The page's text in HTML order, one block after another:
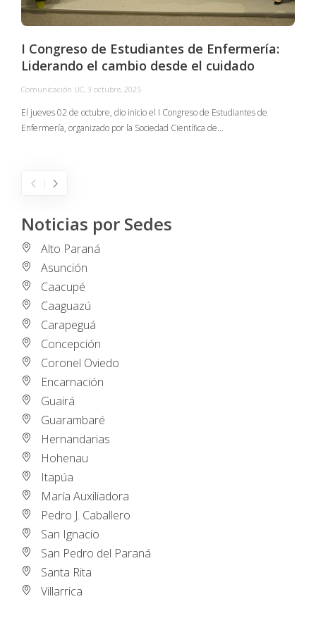
I Congreso de Estudiantes de Enfermería:
Liderando el cambio desde el cuidado
Comunicación UC, 3 octubre, 2025
El jueves 02 de octubre, dio inicio el I Congreso de Estudiantes de
Enfermería, organizado por la Sociedad Científica de…
Noticias por Sedes
Alto Paraná
Asunción
Caacupé
Caaguazú
Carapeguá
Concepción
Coronel Oviedo
Encarnación
Guairá
Guarambaré
Hernandarias
Hohenau
Itapúa
María Auxiliadora
Pedro J. Caballero
San Ignacio
San Pedro del Paraná
Santa Rita
Villarrica